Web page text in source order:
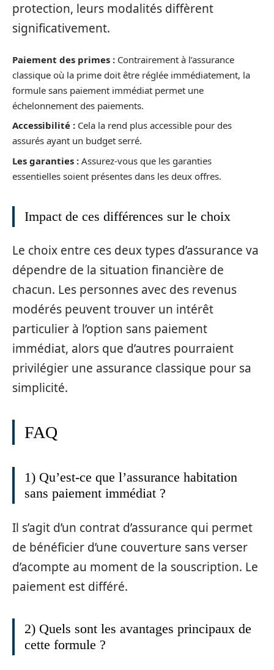
protection, leurs modalités diffèrent
significativement.
Paiement des primes : Contrairement à l’assurance
classique où la prime doit être réglée immédiatement, la
formule sans paiement immédiat permet une
échelonnement des paiements.
Accessibilité : Cela la rend plus accessible pour des
assurés ayant un budget serré.
Les garanties : Assurez-vous que les garanties
essentielles soient présentes dans les deux offres.
Impact de ces différences sur le choix
Le choix entre ces deux types d’assurance va
dépendre de la situation financière de
chacun. Les personnes avec des revenus
modérés peuvent trouver un intérêt
particulier à l’option sans paiement
immédiat, alors que d’autres pourraient
privilégier une assurance classique pour sa
simplicité.
FAQ
1) Qu’est-ce que l’assurance habitation
sans paiement immédiat ?
Il s’agit d’un contrat d’assurance qui permet
de bénéficier d’une couverture sans verser
d’acompte au moment de la souscription. Le
paiement est différé.
2) Quels sont les avantages principaux de
cette formule ?